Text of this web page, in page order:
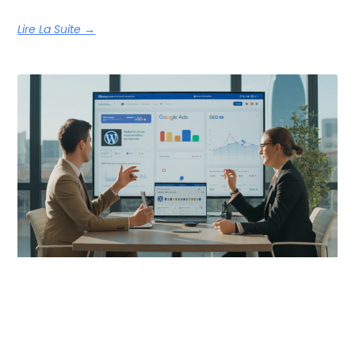
Lire La Suite →